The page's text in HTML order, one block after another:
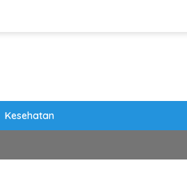
Kesehatan